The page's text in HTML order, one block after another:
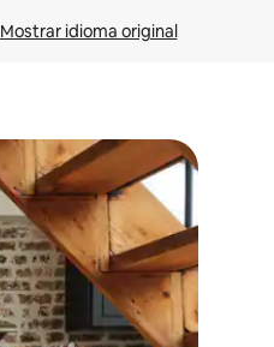
Mostrar idioma original